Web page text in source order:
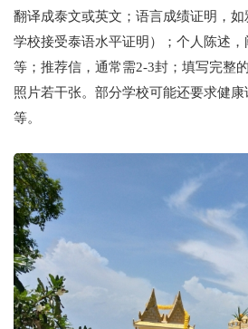
翻译成泰文或英文；语言成绩证明，
学校接受泰语水平证明）；个人陈述，
等；推荐信，通常需2-3封；填写完整
照片若干张。部分学校可能还要求健
等。